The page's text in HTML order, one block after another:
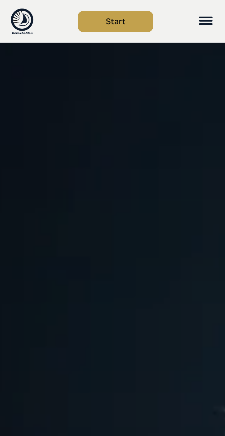
Start